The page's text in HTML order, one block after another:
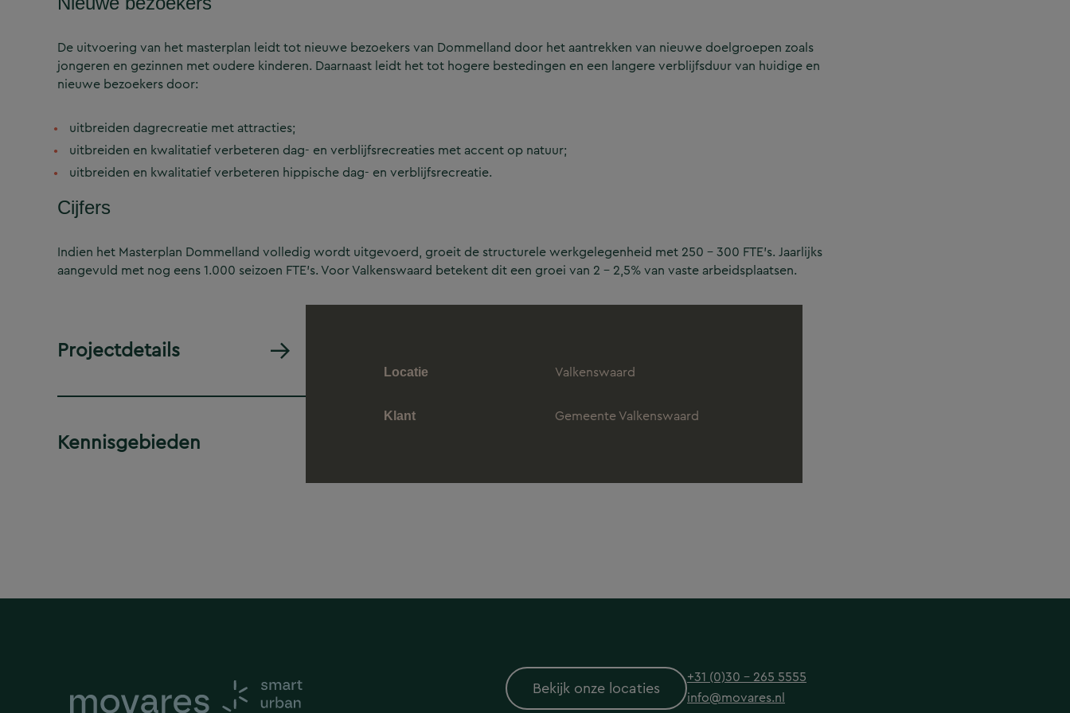
De uitvoering van het masterplan leidt tot nieuwe bezoekers van Dommelland door het aantrekken van nieuwe doelgroepen zoals
jongeren en gezinnen met oudere kinderen. Daarnaast leidt het tot hogere bestedingen en een langere verblijfsduur van huidige en
nieuwe bezoekers door:
uitbreiden dagrecreatie met attracties;
uitbreiden en kwalitatief verbeteren dag- en verblijfsrecreaties met accent op natuur;
uitbreiden en kwalitatief verbeteren hippische dag- en verblijfsrecreatie.
Cijfers
Indien het Masterplan Dommelland volledig wordt uitgevoerd, groeit de structurele werkgelegenheid met 250 – 300 FTE’s. Jaarlijks
aangevuld met nog eens 1.000 seizoen FTE’s. Voor Valkenswaard betekent dit een groei van 2 – 2,5% van vaste arbeidsplaatsen.
Projectdetails
Kennisgebieden
Locatie Valkenswaard
Klant Gemeente Valkenswaard
Bekijk onze locaties
+31 (0)30 - 265 5555
info@movares.nl